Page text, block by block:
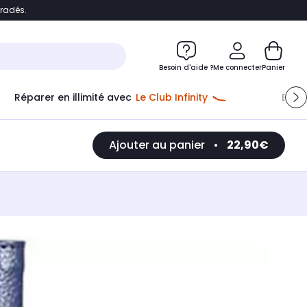
Accéder directement au chatbot
Besoin d'aide ?Me connecterPanier
Réparer en illimité avec Le Club Infinity
Ajouter au panier • 22,90€